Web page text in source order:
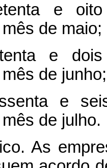
e oito
de maio;
e dois
de junho;
e
de julho.
As